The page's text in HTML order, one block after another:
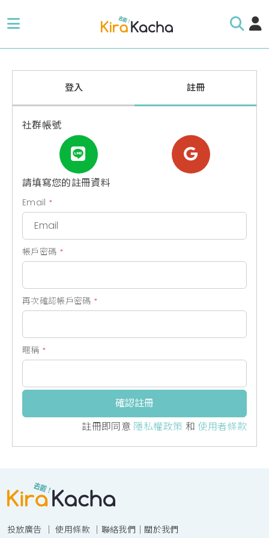
登入 註冊
社群帳號
請填寫您的註冊資料
Email *
帳戶密碼 *
再次確認帳戶密碼 *
暱稱 *
確認註冊
註冊即同意 隱私權政策 和使用者條款
投放廣告 ｜使用條款 ｜ 聯絡我們 ｜ 關於我們